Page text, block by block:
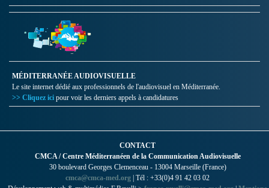
MÉDITERRANÉE AUDIOVISUELLE
Le site internet dédié aux professionnels de l'audiovisuel en Méditerranée.
>> Cliquez ici pour voir les derniers appels à candidatures
CONTACT
CMCA / Centre Méditerranéen de la Communication Audiovisuelle
30 boulevard Georges Clemenceau - 13004 Marseille (France)
cmca@cmca-med.org | Tél : +33(0)4 91 42 03 02